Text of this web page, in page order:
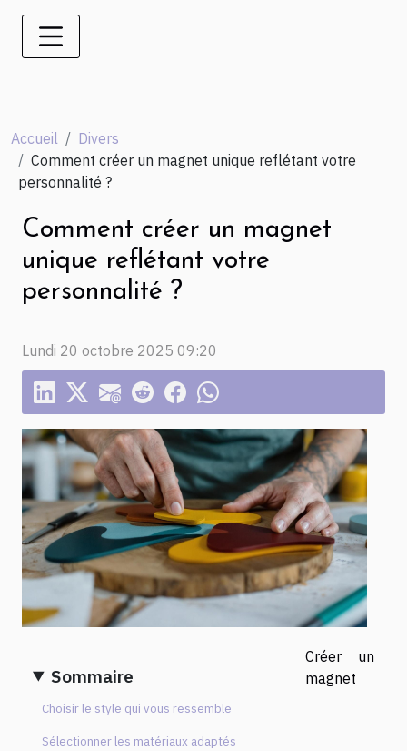
Accueil
Divers
Comment créer un magnet unique reflétant votre
personnalité ?
Comment créer un magnet
unique reflétant votre
personnalité ?
Lundi 20 octobre 2025 09:20
Sommaire
Choisir le style qui vous ressemble
Sélectionner les matériaux adaptés
Créer un
magnet